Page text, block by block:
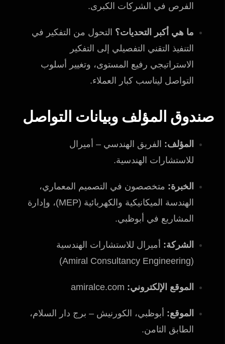
الفرص في الشركات الكبرى.
ما هي أكبر التحديات؟ التحول من التفكير في
التنفيذ التقني التفصيلي إلى التفكير
الاستراتيجي رفيع المستوى، وتغيير أسلوب
التواصل ليناسب كبار العملاء.
صندوق المؤلف وبيانات التواصل
المؤلف: الفريق الهندسي – أميرال
للاستشارات الهندسية.
الخبرة: متخصصون في التصميم المعماري،
الهندسة الميكانيكية والكهربائية (MEP)، وإدارة
المشاريع في أبوظبي.
الشركة: أميرال للاستشارات الهندسية
(Amiral Consultancy Engineering)
الموقع الإلكتروني: amiralce.com
الموقع: أبوظبي، الكورنيش – برج دار السلام،
الطابق الثامن.